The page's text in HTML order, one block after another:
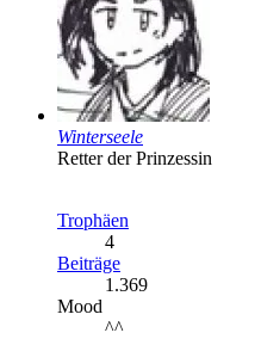
Winterseele
Retter der Prinzessin
Trophäen
4
Beiträge
1.369
Mood
^^